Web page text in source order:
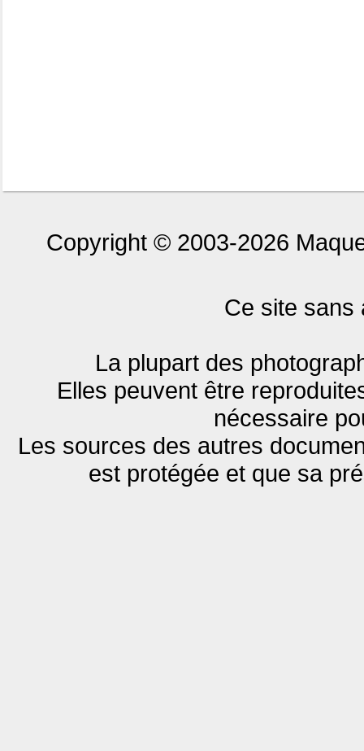
Copyright © 2003-2026
Ce site sans
La plupart des
Elles peuvent être
nécessaire
Les sources des autres
est protégée et que sa